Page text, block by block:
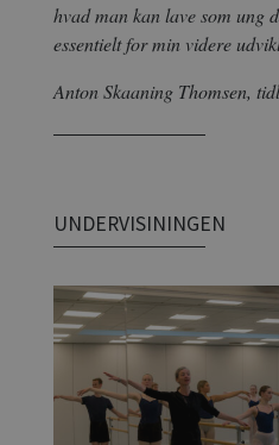
hvad man kan lave som ung
essentielt for min videre
Anton Skaaning Thomsen,
UNDERVISININGEN